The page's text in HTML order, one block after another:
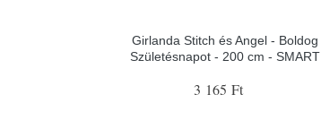
Girlanda Stitch és Angel - Boldog
Születésnapot - 200 cm - SMART
3 165 Ft